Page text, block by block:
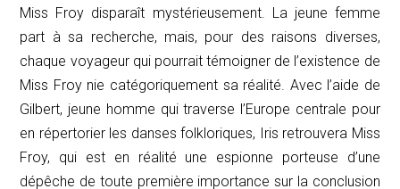
Miss Froy disparaît mystérieusement. La jeune femme
part à sa recherche, mais, pour des raisons diverses,
chaque voyageur qui pourrait témoigner de l’existence de
Miss Froy nie catégoriquement sa réalité. Avec l’aide de
Gilbert, jeune homme qui traverse l’Europe centrale pour
en répertorier les danses folkloriques, Iris retrouvera Miss
Froy, qui est en réalité une espionne porteuse d’une
dépêche de toute première importance sur la conclusion